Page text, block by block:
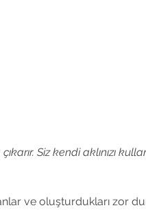
Siz kendi aklınızı
ve oluşturdukları zor